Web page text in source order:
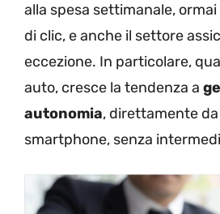
alla spesa settimanale,
di clic, e anche il settore
eccezione. In particolare,
auto, cresce la tendenza a
autonomia, direttamente
smartphone, senza